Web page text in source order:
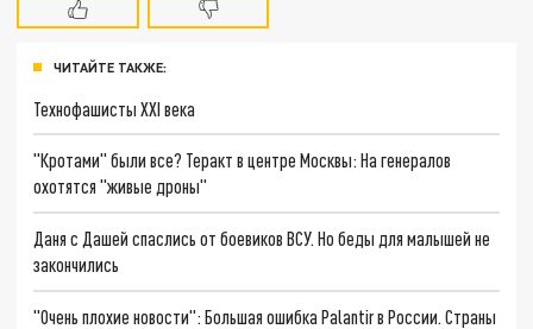
ЧИТАЙТЕ ТАКЖЕ:
Технофашисты XXI века
"Кротами" были все? Теракт в центре Москвы: На генералов
охотятся "живые дроны"
Даня с Дашей спаслись от боевиков ВСУ. Но беды для малышей не
закончились
"Очень плохие новости": Большая ошибка Palantir в России. Страны